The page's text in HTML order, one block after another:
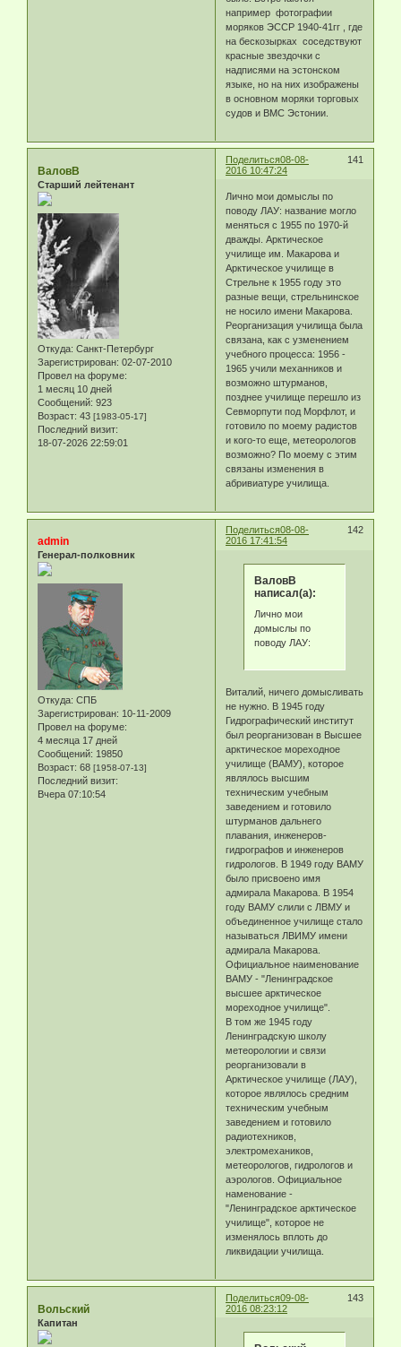
например фотографии
моряков ЭССР 1940-41гг , где
на бескозырках соседствуют
красные звездочки с
надписями на эстонском
языке, но на них изображены
в основном моряки торговых
судов и ВМС Эстонии.
Поделиться 141
08-08-
2016 10:47:24
ВаловВ
Старший лейтенант
Откуда: Санкт-Петербург
Зарегистрирован: 02-07-2010
Провел на форуме:
1 месяц 10 дней
Сообщений: 923
Возраст: 43 [1983-05-17]
Последний визит:
18-07-2026 22:59:01
Лично мои домыслы по
поводу ЛАУ: название могло
меняться с 1955 по 1970-й
дважды. Арктическое
училище им. Макарова и
Арктическое училище в
Стрельне к 1955 году это
разные вещи, стрельнинское
не носило имени Макарова.
Реорганизация училища была
связана, как с узменением
учебного процесса: 1956 -
1965 учили механников и
возможно штурманов,
позднее училище перешло из
Севморпути под Морфлот, и
готовило по моему радистов
и кого-то еще, метеорологов
возможно? По моему с этим
связаны изменения в
абривиатуре училища.
Поделиться 142
08-08-
2016 17:41:54
admin
Генерал-полковник
Откуда: СПБ
Зарегистрирован: 10-11-2009
Провел на форуме:
4 месяца 17 дней
Сообщений: 19850
Возраст: 68 [1958-07-13]
Последний визит:
Вчера 07:10:54
ВаловВ
написал(а):
Лично мои
домыслы по
поводу ЛАУ:
Виталий, ничего домысливать
не нужно. В 1945 году
Гидрографический институт
был реорганизован в Высшее
арктическое мореходное
училище (ВАМУ), которое
являлось высшим
техническим учебным
заведением и готовило
штурманов дальнего
плавания, инженеров-
гидрографов и инженеров
гидрологов. В 1949 году ВАМУ
было присвоено имя
адмирала Макарова. В 1954
году ВАМУ слили с ЛВМУ и
объединенное училище стало
называться ЛВИМУ имени
адмирала Макарова.
Официальное наименование
ВАМУ - "Ленинградское
высшее арктическое
мореходное училище".
В том же 1945 году
Ленинградскую школу
метеорологии и связи
реорганизовали в
Арктическое училище (ЛАУ),
которое являлось средним
техническим учебным
заведением и готовило
радиотехников,
электромехаников,
метеорологов, гидрологов и
аэрологов. Официальное
наменование -
"Ленинградское арктическое
училище", которое не
изменялось вплоть до
ликвидации училища.
Поделиться 143
09-08-
2016 08:23:12
Вольский
Капитан